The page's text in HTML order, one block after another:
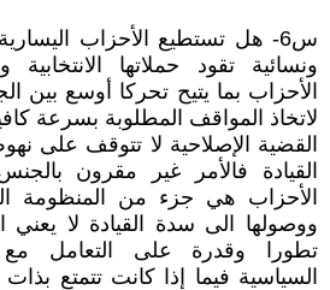
س6- هل تستطيع الأحزاب
ونسائية تقود حملاتها
الأحزاب بما يتيح تحركا أوسع بين
لاتخاذ المواقف المطلوبة بسرعة
القضية الإصلاحية لا تتوقف على
القيادة فالأمر غير مقرون
الأحزاب هي جزء من المنظومة
ووصولها الى سدة القيادة لا
تطورا وقدرة على التعامل مع
السياسية فيما إذا كانت تتمتع بذات